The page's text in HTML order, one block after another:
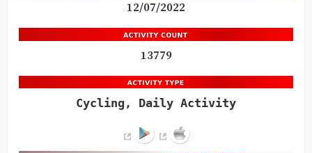
12/07/2022
13779
Cycling, Daily Activity